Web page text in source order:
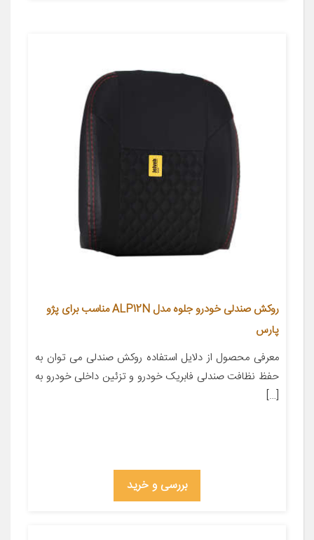
روکش صندلی خودرو جلوه مدل ALP12N مناسب برای پژو
پارس
معرفی محصول از دلایل استفاده روکش صندلی می توان به
حفظ نظافت صندلی فابریک خودرو و تزئین داخلی خودرو به
[…]
بررسی و خرید